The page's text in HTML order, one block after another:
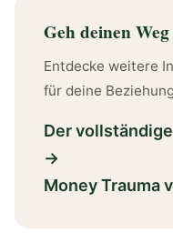
Geh deinen
Entdecke weitere
für deine
Der
→
Money Trauma